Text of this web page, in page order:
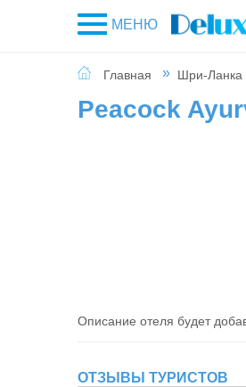
МЕНЮ
Главная Шри-Ланка
Peacock
Описание отеля будет
ОТЗЫВЫ ТУРИСТОВ